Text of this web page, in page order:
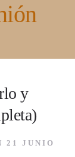
y
21 JUNIO